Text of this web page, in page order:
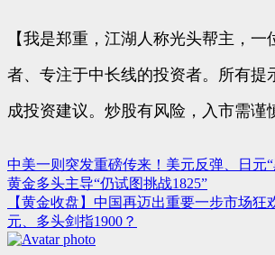
【我是郑重，江湖人称光头帮主，一
者、专注于中长线的投资者。所有提
成投资建议。炒股有风险，入市需谨
文
章
导
中美一则突发重磅传来！美元反弹、日元
黄金多头主导“仍试图挑战1825”
【黄金收盘】中国再迈出重要一步市场狂
元、多头剑指1900？